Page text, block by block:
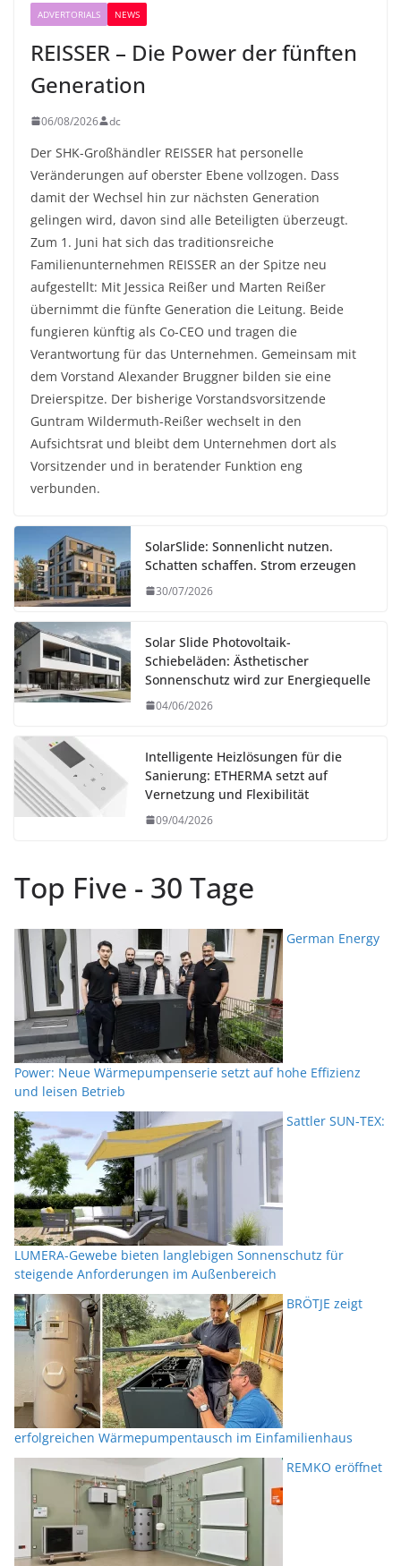
ADVERTORIALS NEWS
REISSER – Die Power der fünften
Generation
06/08/2026 dc
Der SHK-Großhändler REISSER hat personelle
Veränderungen auf oberster Ebene vollzogen. Dass
damit der Wechsel hin zur nächsten Generation
gelingen wird, davon sind alle Beteiligten überzeugt.
Zum 1. Juni hat sich das traditionsreiche
Familienunternehmen REISSER an der Spitze neu
aufgestellt: Mit Jessica Reißer und Marten Reißer
übernimmt die fünfte Generation die Leitung. Beide
fungieren künftig als Co-CEO und tragen die
Verantwortung für das Unternehmen. Gemeinsam mit
dem Vorstand Alexander Bruggner bilden sie eine
Dreierspitze. Der bisherige Vorstandsvorsitzende
Guntram Wildermuth-Reißer wechselt in den
Aufsichtsrat und bleibt dem Unternehmen dort als
Vorsitzender und in beratender Funktion eng
verbunden.
SolarSlide: Sonnenlicht nutzen.
Schatten schaffen. Strom erzeugen
30/07/2026
Solar Slide Photovoltaik-
Schiebeläden: Ästhetischer
Sonnenschutz wird zur Energiequelle
04/06/2026
Intelligente Heizlösungen für die
Sanierung: ETHERMA setzt auf
Vernetzung und Flexibilität
09/04/2026
Top Five - 30 Tage
German Energy
Power: Neue Wärmepumpenserie setzt auf hohe Effizienz
und leisen Betrieb
Sattler SUN-TEX:
LUMERA-Gewebe bieten langlebigen Sonnenschutz für
steigende Anforderungen im Außenbereich
BRÖTJE zeigt
erfolgreichen Wärmepumpentausch im Einfamilienhaus
REMKO eröffnet